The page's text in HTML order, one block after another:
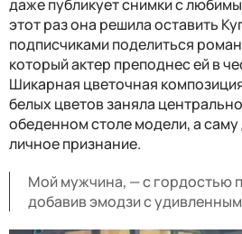
даже публикует снимки с
этот раз она решила оставить
подписчиками поделиться
который актер преподнес ей в
Шикарная цветочная
белых цветов заняла
обеденном столе модели, а
личное признание.
Мой мужчина, — с гордостью
добавив эмодзи с